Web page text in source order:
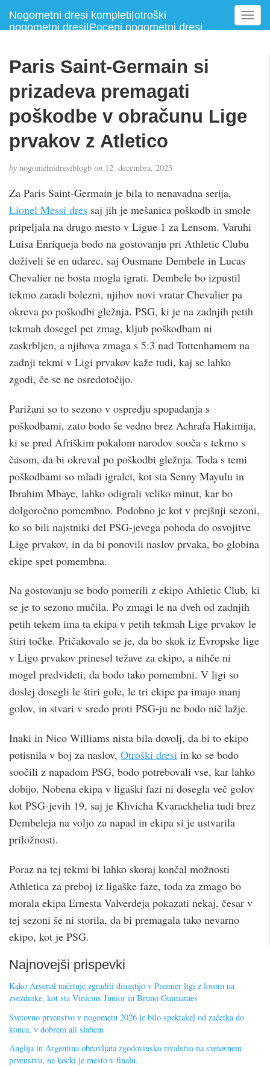
Nogometni dresi kompleti|otroški
nogometni dresi|Poceni nogometni dresi
T
o
n
Paris Saint-Germain si
prizadeva premagati
poškodbe v obračunu Lige
prvakov z Atletico
by nogometnidresiblogb on 12. decembra, 2025
Za Paris Saint-Germain je bila to nenavadna serija,
Lionel Messi dres saj jih je mešanica poškodb in smole
pripeljala na drugo mesto v Ligue 1 za Lensom. Varuhi
Luisa Enriqueja bodo na gostovanju pri Athletic Clubu
doživeli še en udarec, saj Ousmane Dembele in Lucas
Chevalier ne bosta mogla igrati. Dembele bo izpustil
tekmo zaradi bolezni, njihov novi vratar Chevalier pa
okreva po poškodbi gležnja. PSG, ki je na zadnjih petih
tekmah dosegel pet zmag, kljub poškodbam ni
zaskrbljen, a njihova zmaga s 5:3 nad Tottenhamom na
zadnji tekmi v Ligi prvakov kaže tudi, kaj se lahko
zgodi, če se ne osredotočijo.
Parižani so to sezono v ospredju spopadanja s
poškodbami, zato bodo še vedno brez Achrafa Hakimija,
ki se pred Afriškim pokalom narodov sooča s tekmo s
časom, da bi okreval po poškodbi gležnja. Toda s temi
poškodbami so mladi igralci, kot sta Senny Mayulu in
Ibrahim Mbaye, lahko odigrali veliko minut, kar bo
dolgoročno pomembno. Podobno je kot v prejšnji sezoni,
ko so bili najstniki del PSG-jevega pohoda do osvojitve
Lige prvakov, in da bi ponovili naslov prvaka, bo globina
ekipe spet pomembna.
Na gostovanju se bodo pomerili z ekipo Athletic Club, ki
se je to sezono mučila. Po zmagi le na dveh od zadnjih
petih tekem ima ta ekipa v petih tekmah Lige prvakov le
štiri točke. Pričakovalo se je, da bo skok iz Evropske lige
v Ligo prvakov prinesel težave za ekipo, a nihče ni
mogel predvideti, da bodo tako pomembni. V ligi so
doslej dosegli le štiri gole, le tri ekipe pa imajo manj
golov, in stvari v sredo proti PSG-ju ne bodo nič lažje.
Inaki in Nico Williams nista bila dovolj, da bi to ekipo
potisnila v boj za naslov, Otroški dresi in ko se bodo
soočili z napadom PSG, bodo potrebovali vse, kar lahko
dobijo. Nobena ekipa v ligaški fazi ni dosegla več golov
kot PSG-jevih 19, saj je Khvicha Kvarackhelia tudi brez
Dembeleja na voljo za napad in ekipa si je ustvarila
priložnosti.
Poraz na tej tekmi bi lahko skoraj končal možnosti
Athletica za preboj iz ligaške faze, toda za zmago bo
morala ekipa Ernesta Valverdeja pokazati nekaj, česar v
tej sezoni še ni storila, da bi premagala tako nevarno
ekipo, kot je PSG.
Najnovejši prispevki
Kako Arsenal načrtuje zgraditi dinastijo v Premier ligi z lovom na
zvezdnike, kot sta Vinicius Junior in Bruno Guimaraes
Svetovno prvenstvo v nogometu 2026 je bilo spektakel od začetka do
konca, v dobrem ali slabem
Anglija in Argentina obnavljata zgodovinsko rivalstvo na svetovnem
prvenstvu, na kocki je mesto v finalu.